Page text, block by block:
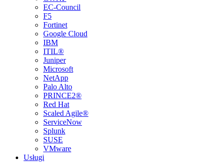
EC-Council
F5
Fortinet
Google Cloud
IBM
ITIL®
Juniper
Microsoft
NetApp
Palo Alto
PRINCE2®
Red Hat
Scaled Agile®
ServiceNow
Splunk
SUSE
VMware
Usługi